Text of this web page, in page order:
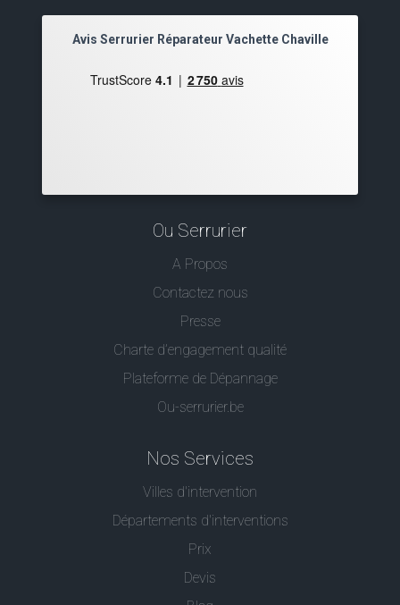
Avis Serrurier Réparateur Vachette Chaville
Ou Serrurier
A Propos
Contactez nous
Presse
Charte d’engagement qualité
Plateforme de Dépannage
Ou-serrurier.be
Nos Services
Villes d'intervention
Départements d'interventions
Prix
Devis